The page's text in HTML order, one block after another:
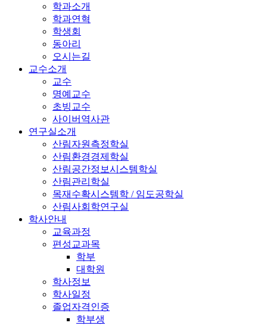
학과소개
학과연혁
학생회
동아리
오시는길
교수소개
교수
명예교수
초빙교수
사이버역사관
연구실소개
산림자원측정학실
산림환경경제학실
산림공간정보시스템학실
산림관리학실
목재수확시스템학 / 임도공학실
산림사회학연구실
학사안내
교육과정
편성교과목
학부
대학원
학사정보
학사일정
졸업자격인증
학부생